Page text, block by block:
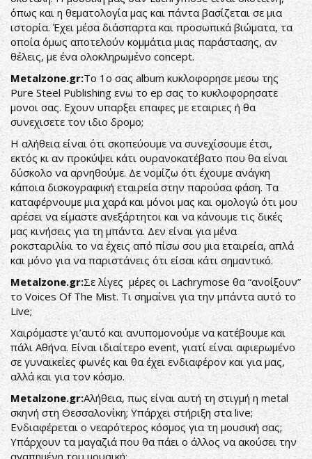
όπως και η θεματολογία μας και πάντα βασίζεται σε μια
ιστορία. Έχει μέσα διάσπαρτα και προσωπικά βιώματα, τα
οποία όμως αποτελούν κομμάτια μιας παράστασης, αν
θέλεις, με ένα ολοκληρωμένο concept.
Metalzone.gr:Το 1ο σας album κυκλοφορησε μεσω της
Pure Steel Publishing ενω το ep σας το κυκλοφορησατε
μονοι σας. Εχουν υπαρξει επαφες με εταιριες ή θα
συνεχισετε τον ιδιο δρομο;
Η αλήθεια είναι ότι σκοπεύουμε να συνεχίσουμε έτσι,
εκτός κι αν προκύψει κάτι ουρανοκατέβατο που θα είναι
δύσκολο να αρνηθούμε. Δε νομίζω ότι έχουμε ανάγκη
κάποια δισκογραφική εταιρεία στην παρούσα φάση. Τα
καταφέρνουμε μια χαρά και μόνοι μας και ομολογώ ότι μου
αρέσει να είμαστε ανεξάρτητοι και να κάνουμε τις δικές
μας κινήσεις για τη μπάντα. Δεν είναι για μένα
ροκσταριλίκι το να έχεις από πίσω σου μια εταιρεία, απλά
και μόνο για να παριστάνεις ότι είσαι κάτι σημαντικό.
Metalzone.gr:Σε λίγες μέρες οι Lachrymose θα “ανοίξουν”
το Voices Of The Mist. Τι σημαίνει για την μπάντα αυτό το
Live;
Χαιρόμαστε γι’αυτό και ανυπομονούμε να κατέβουμε και
πάλι Αθήνα. Είναι ιδιαίτερο event, γιατί είναι αφιερωμένο
σε γυναικείες φωνές και θα έχει ενδιαφέρον και για μας,
αλλά και για τον κόσμο.
Metalzone.gr:Αλήθεια, πως είναι αυτή τη στιγμή η metal
σκηνή στη Θεσσαλονίκη; Υπάρχει στήριξη στα live;
Ενδιαφέρεται ο νεαρότερος κόσμος για τη μουσική σας;
Υπάρχουν τα μαγαζιά που θα πάει ο άλλος να ακούσει την
αγαπημένη του μουσική;